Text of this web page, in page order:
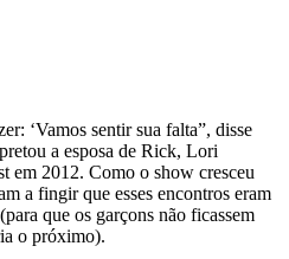
‘Vamos sentir sua falta”, disse
a esposa de Rick, Lori
em 2012. Como o show cresceu
a fingir que esses encontros eram
que os garçons não ficassem
o próximo).